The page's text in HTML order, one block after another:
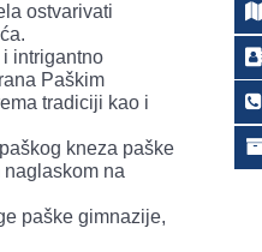
ostvarivati
intrigantno
Paškim
tradiciji kao i
kneza paške
na
paške gimnazije,